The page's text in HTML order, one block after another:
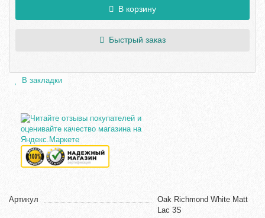
В корзину
Быстрый заказ
В закладки
Артикул
Oak Richmond White Matt
Lac 3S